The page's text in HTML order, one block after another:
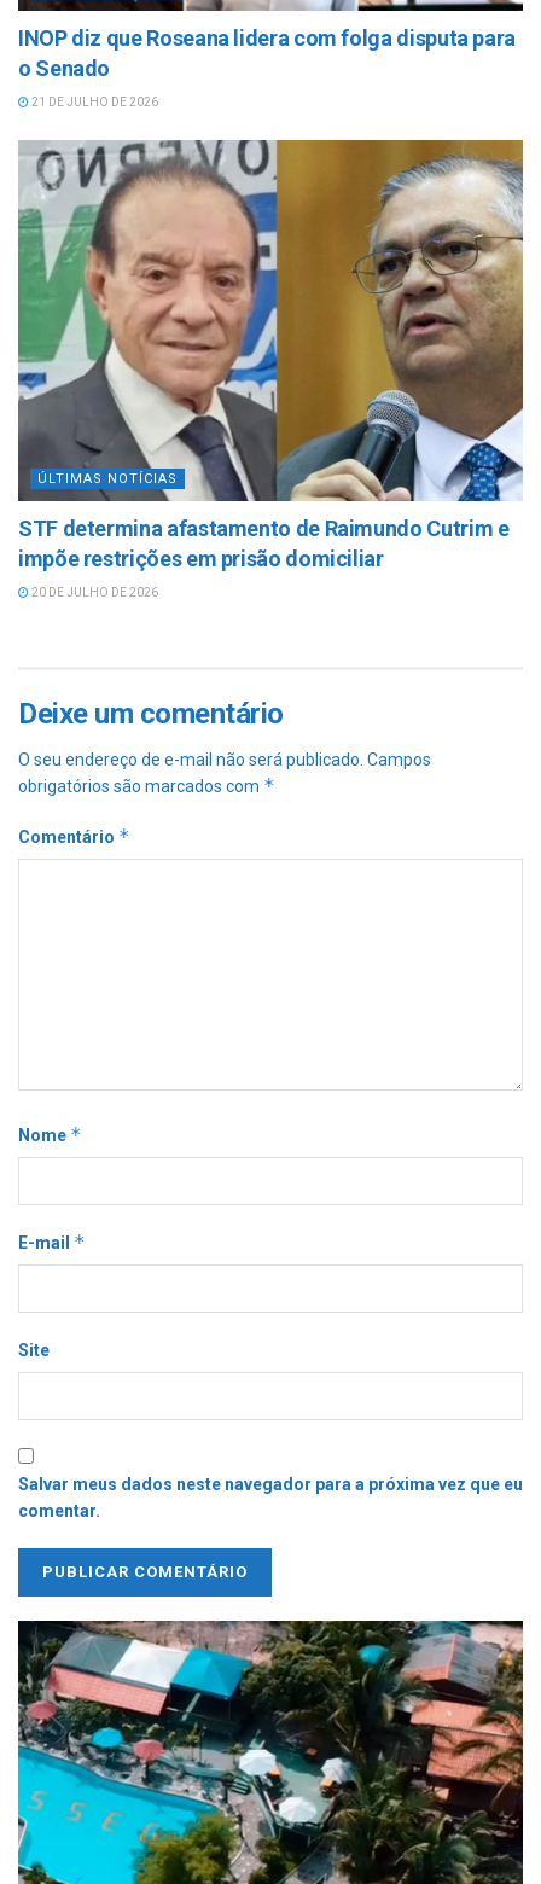
INOP diz que Roseana lidera com folga disputa para
o Senado
21 DE JULHO DE 2026
ÚLTIMAS NOTÍCIAS
STF determina afastamento de Raimundo Cutrim e
impõe restrições em prisão domiciliar
20 DE JULHO DE 2026
Deixe um comentário
O seu endereço de e-mail não será publicado. Campos
obrigatórios são marcados com *
Comentário *
Nome *
E-mail *
Site
Salvar meus dados neste navegador para a próxima vez que eu
comentar.
Tocador
de
vídeo